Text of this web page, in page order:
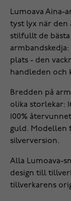
Lumoava Aina-
tyst lyx när den
stilfullt de
plats - den
handleden och
Bredden på
olika storlekar:
100%
guld. Modellen
silverversion.
Alla Lumoava-
design till
tillverkarens